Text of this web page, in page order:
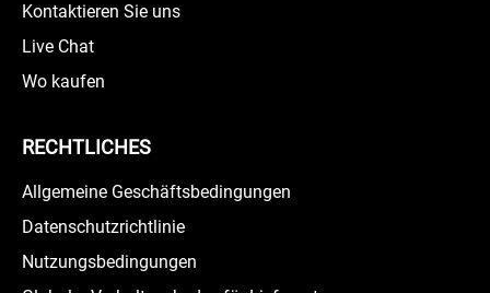
Kontaktieren Sie uns
Live Chat
Wo kaufen
RECHTLICHES
Allgemeine Geschäftsbedingungen
Datenschutzrichtlinie
Nutzungsbedingungen